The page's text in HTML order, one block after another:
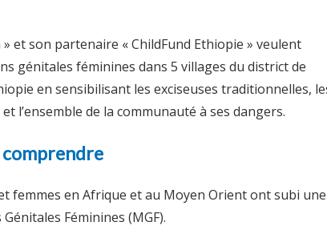
et son partenaire « ChildFund Ethiopie » veulent
génitales féminines dans 5 villages du district de
en sensibilisant les exciseuses traditionnelles,
l’ensemble de la communauté à ses dangers.
femmes en Afrique et au Moyen Orient ont subi une
Féminines (MGF).